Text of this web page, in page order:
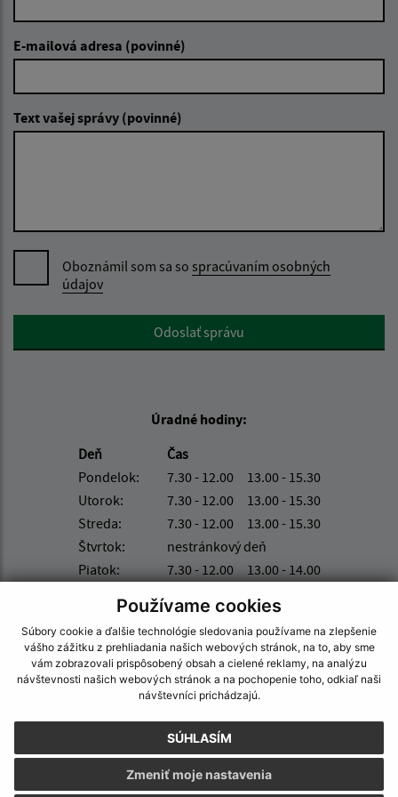
Používame cookies
Súbory cookie a ďalšie technológie sledovania používame na zlepšenie
vášho zážitku z prehliadania našich webových stránok, na to, aby sme
vám zobrazovali prispôsobený obsah a cielené reklamy, na analýzu
návštevnosti našich webových stránok a na pochopenie toho, odkiaľ naši
návštevníci prichádzajú.
SÚHLASÍM
Zmeniť moje nastavenia
E-mailová adresa (povinné)
Text vašej správy (povinné)
Oboznámil som sa so spracúvaním osobných
údajov
Google reCaptcha ResponseOdoslať správu
Úradné hodiny:
Deň
Čas
Pondelok:
7.30 - 12.00 13.00 - 15.30
Utorok:
7.30 - 12.00 13.00 - 15.30
Streda:
7.30 - 12.00 13.00 - 15.30
Štvrtok:
nestránkový deň
Piatok:
7.30 - 12.00 13.00 - 14.00
Kontakt:
Obecný úrad Nacina Ves
Nacina Ves 229
072 21 Nacina Ves
+421 56 649 82 24
IČO: 00 325 511